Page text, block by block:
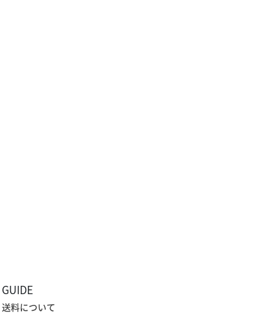
GUIDE
送料について